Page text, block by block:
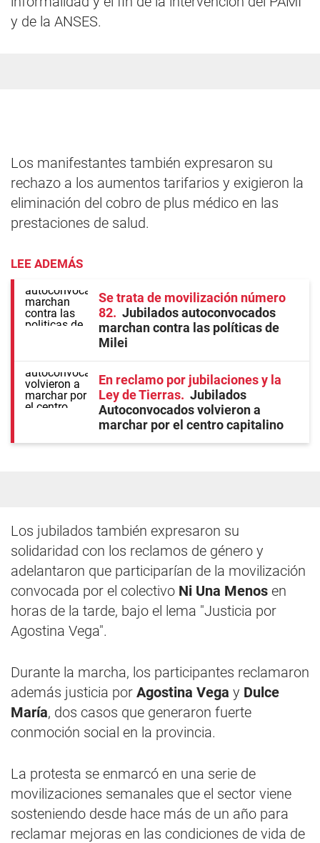
y de la ANSES.
Los manifestantes también expresaron su
rechazo a los aumentos tarifarios y exigieron la
eliminación del cobro de plus médico en las
prestaciones de salud.
LEE ADEMÁS
Se trata de movilización número
82
Jubilados autoconvocados
marchan contra las políticas de
Milei
En reclamo por jubilaciones y la
Ley de Tierras
Jubilados
Autoconvocados volvieron a
marchar por el centro capitalino
Los jubilados también expresaron su
solidaridad con los reclamos de género y
adelantaron que participarían de la movilización
convocada por el colectivo Ni Una Menos en
horas de la tarde, bajo el lema "Justicia por
Agostina Vega".
Durante la marcha, los participantes reclamaron
además justicia por Agostina Vega y Dulce
María, dos casos que generaron fuerte
conmoción social en la provincia.
La protesta se enmarcó en una serie de
movilizaciones semanales que el sector viene
sosteniendo desde hace más de un año para
reclamar mejoras en las condiciones de vida de